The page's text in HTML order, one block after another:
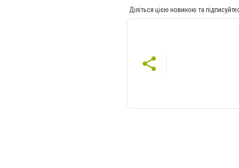
Діліться цією новиною та